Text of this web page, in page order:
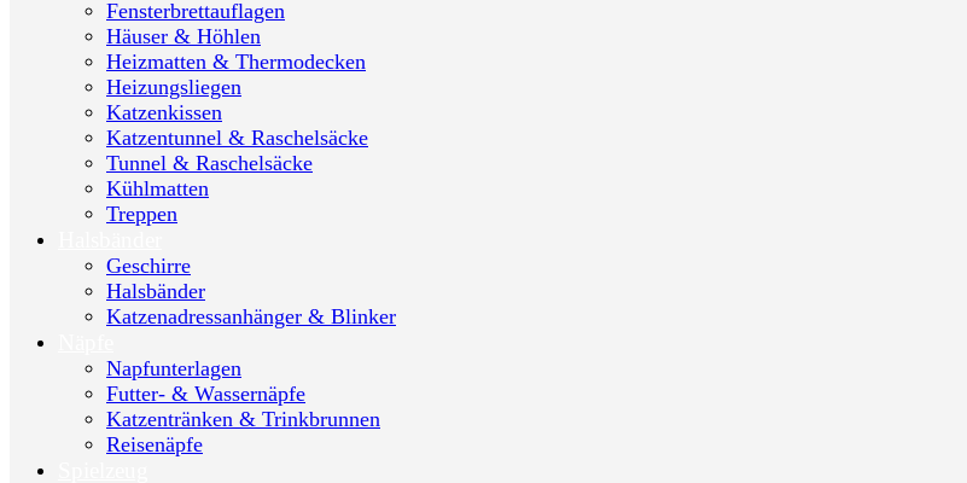
Fensterbrettauflagen
Häuser & Höhlen
Heizmatten & Thermodecken
Heizungsliegen
Katzenkissen
Katzentunnel & Raschelsäcke
Tunnel & Raschelsäcke
Kühlmatten
Treppen
Geschirre
Halsbänder
Katzenadressanhänger & Blinker
Napfunterlagen
Futter- & Wassernäpfe
Katzentränken & Trinkbrunnen
Reisenäpfe